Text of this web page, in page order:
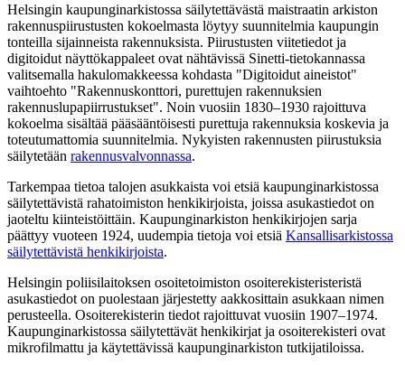
Helsingin kaupunginarkistossa säilytettävästä maistraatin arkiston
rakennuspiirustusten kokoelmasta löytyy suunnitelmia kaupungin
tonteilla sijainneista rakennuksista. Piirustusten viitetiedot ja
digitoidut näyttökappaleet ovat nähtävissä Sinetti-tietokannassa
valitsemalla hakulomakkeessa kohdasta "Digitoidut aineistot"
vaihtoehto "Rakennuskonttori, purettujen rakennuksien
rakennuslupapiirrustukset". Noin vuosiin 1830–1930 rajoittuva
kokoelma sisältää pääsääntöisesti purettuja rakennuksia koskevia ja
toteutumattomia suunnitelmia. Nykyisten rakennusten piirustuksia
säilytetään rakennusvalvonnassa.
Tarkempaa tietoa talojen asukkaista voi etsiä kaupunginarkistossa
säilytettävistä rahatoimiston henkikirjoista, joissa asukastiedot on
jaoteltu kiinteistöittäin. Kaupunginarkiston henkikirjojen sarja
päättyy vuoteen 1924, uudempia tietoja voi etsiä Kansallisarkistossa
säilytettävistä henkikirjoista.
Helsingin poliisilaitoksen osoitetoimiston osoiterekisteristeristä
asukastiedot on puolestaan järjestetty aakkosittain asukkaan nimen
perusteella. Osoiterekisterin tiedot rajoittuvat vuosiin 1907–1974.
Kaupunginarkistossa säilytettävät henkikirjat ja osoiterekisteri ovat
mikrofilmattu ja käytettävissä kaupunginarkiston tutkijatiloissa.